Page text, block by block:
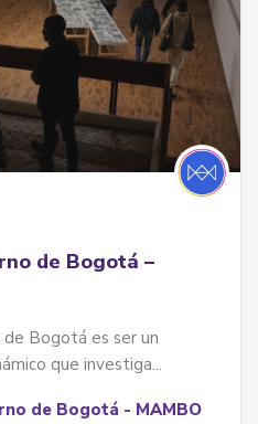
de Bogotá –
Bogotá es ser un
que investiga...
de Bogotá - MAMBO